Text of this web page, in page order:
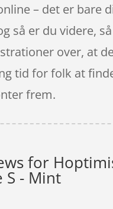
– det er bare
så er du videre,
over, at
tid for folk at
frem.
for
S - Mint